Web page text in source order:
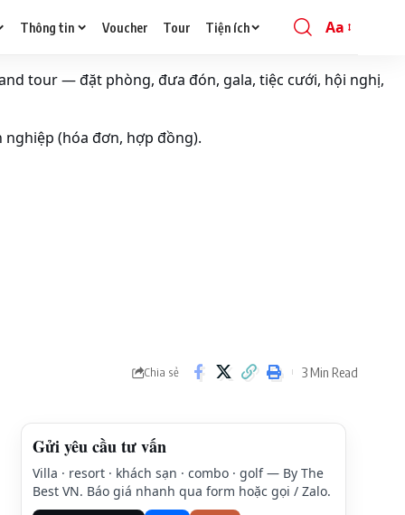
Thông tin Voucher Tour Tiện ích
Font
Aa
tour — đặt phòng, đưa đón, gala, tiệc cưới, hội nghị,
(hóa đơn, hợp đồng).
Chia sẻ 3 Min Read
Gửi yêu cầu tư vấn
Villa · resort · khách sạn · combo · golf — By The
Best VN. Báo giá nhanh qua form hoặc gọi / Zalo.